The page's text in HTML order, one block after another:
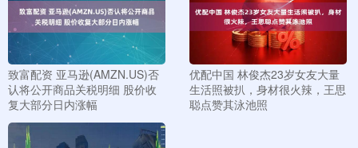
致富配资 亚马逊(AMZN.US)否
认将公开商品关税明细 股价收
复大部分日内涨幅
优配中国 林俊杰23岁女友大量
生活照被扒，身材很火辣，王思
聪点赞其泳池照